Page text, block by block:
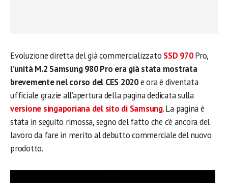
Evoluzione diretta del già commercializzato SSD 970Pro,
l’unità M.2 Samsung 980 Pro era già stata mostrata
brevemente nel corso del CES 2020e ora è diventata
ufficiale grazie all’apertura della pagina dedicata sulla
versione singaporiana del sito di Samsung. La pagina è
stata in seguito rimossa, segno del fatto che c’è ancora del
lavoro da fare in merito al debutto commerciale del nuovo
prodotto.